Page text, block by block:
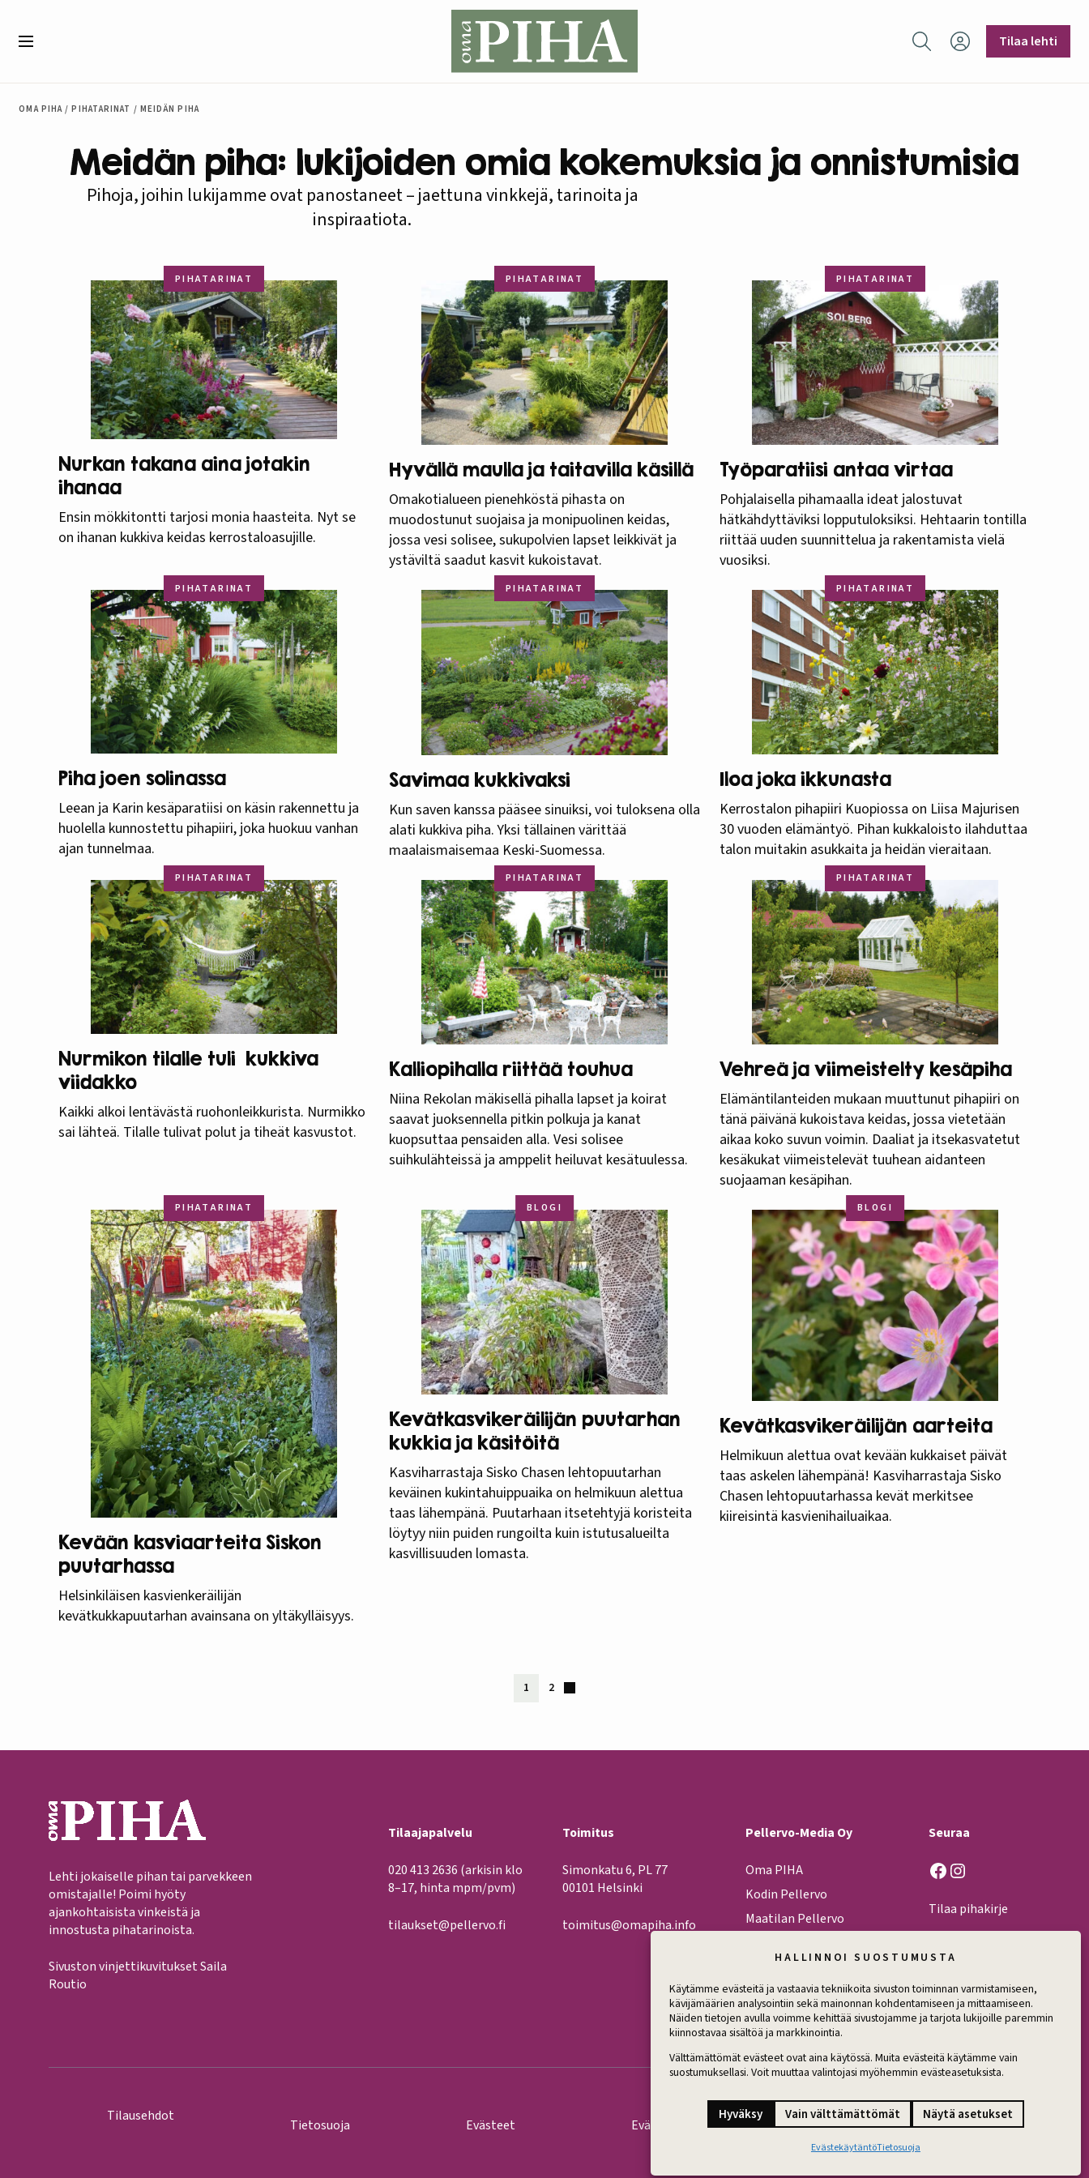
HALLINNOI SUOSTUMUSTA
Käytämme evästeitä ja vastaavia tekniikoita sivuston toiminnan varmistamiseen,
kävijämäärien analysointiin sekä mainonnan kohdentamiseen ja mittaamiseen.
Näiden tietojen avulla voimme kehittää sivustojamme ja tarjota lukijoille paremmin
kiinnostavaa sisältöä ja markkinointia.
Välttämättömät evästeet ovat aina käytössä. Muita evästeitä käytämme vain
suostumuksellasi. Voit muuttaa valintojasi myöhemmin evästeasetuksista.
Hyväksy Vain välttämättömät Näytä asetukset
EvästekäytäntöTietosuoja
Hae sivustolta
Tilaa lehti
OMA PIHA / PIHATARINAT / MEIDÄN PIHA
Meidän piha: lukijoiden omia kokemuksia ja onnistumisia
Pihoja, joihin lukijamme ovat panostaneet – jaettuna vinkkejä, tarinoita ja
inspiraatiota.
PIHATARINAT
Nurkan takana aina jotakin
ihanaa
Ensin mökkitontti tarjosi monia haasteita. Nyt se
on ihanan kukkiva keidas kerrostaloasujille.
PIHATARINAT
Hyvällä maulla ja taitavilla käsillä
Omakotialueen pienehköstä pihasta on
muodostunut suojaisa ja monipuolinen keidas,
jossa vesi solisee, sukupolvien lapset leikkivät ja
ystäviltä saadut kasvit kukoistavat.
PIHATARINAT
Työparatiisi antaa virtaa
Pohjalaisella pihamaalla ideat jalostuvat
hätkähdyttäviksi lopputuloksiksi. Hehtaarin tontilla
riittää uuden suunnittelua ja rakentamista vielä
vuosiksi.
PIHATARINAT
Piha joen solinassa
Leean ja Karin kesäparatiisi on käsin rakennettu ja
huolella kunnostettu pihapiiri, joka huokuu vanhan
ajan tunnelmaa.
PIHATARINAT
Savimaa kukkivaksi
Kun saven kanssa pääsee sinuiksi, voi tuloksena olla
alati kukkiva piha. Yksi tällainen värittää
maalaismaisemaa Keski-Suomessa.
PIHATARINAT
Iloa joka ikkunasta
Kerrostalon pihapiiri Kuopiossa on Liisa Majurisen
30 vuoden elämäntyö. Pihan kukkaloisto ilahduttaa
talon muitakin asukkaita ja heidän vieraitaan.
PIHATARINAT
Nurmikon tilalle tuli kukkiva
viidakko
Kaikki alkoi lentävästä ruohonleikkurista. Nurmikko
sai lähteä. Tilalle tulivat polut ja tiheät kasvustot.
PIHATARINAT
Kalliopihalla riittää touhua
Niina Rekolan mäkisellä pihalla lapset ja koirat
saavat juoksennella pitkin polkuja ja kanat
kuopsuttaa pensaiden alla. Vesi solisee
suihkulähteissä ja amppelit heiluvat kesätuulessa.
PIHATARINAT
Vehreä ja viimeistelty kesäpiha
Elämäntilanteiden mukaan muuttunut pihapiiri on
tänä päivänä kukoistava keidas, jossa vietetään
aikaa koko suvun voimin. Daaliat ja itsekasvatetut
kesäkukat viimeistelevät tuuhean aidanteen
suojaaman kesäpihan.
PIHATARINAT
Kevään kasviaarteita Siskon
puutarhassa
Helsinkiläisen kasvienkeräilijän
kevätkukkapuutarhan avainsana on yltäkylläisyys.
BLOGI
Kevätkasvikeräilijän puutarhan
kukkia ja käsitöitä
Kasviharrastaja Sisko Chasen lehtopuutarhan
keväinen kukintahuippuaika on helmikuun alettua
taas lähempänä. Puutarhaan itsetehtyjä koristeita
löytyy niin puiden rungoilta kuin istutusalueilta
kasvillisuuden lomasta.
BLOGI
Kevätkasvikeräilijän aarteita
Helmikuun alettua ovat kevään kukkaiset päivät
taas askelen lähempänä! Kasviharrastaja Sisko
Chasen lehtopuutarhassa kevät merkitsee
kiireisintä kasvienihailuaikaa.
1 2
Lehti jokaiselle pihan tai parvekkeen
omistajalle! Poimi hyöty
ajankohtaisista vinkeistä ja
innostusta pihatarinoista.
Sivuston vinjettikuvitukset Saila
Routio
Tilaajapalvelu
020 413 2636 (arkisin klo
8–17, hinta mpm/pvm)
tilaukset@pellervo.fi
Toimitus
Simonkatu 6, PL 77
00101 Helsinki
toimitus@omapiha.info
Pellervo-Media Oy
Oma PIHA
Kodin Pellervo
Maatilan Pellervo
Seuraa
Facebook
Instagram
Tilaa pihakirje
Tilausehdot
Tietosuoja Evästeet Evästeasetukset